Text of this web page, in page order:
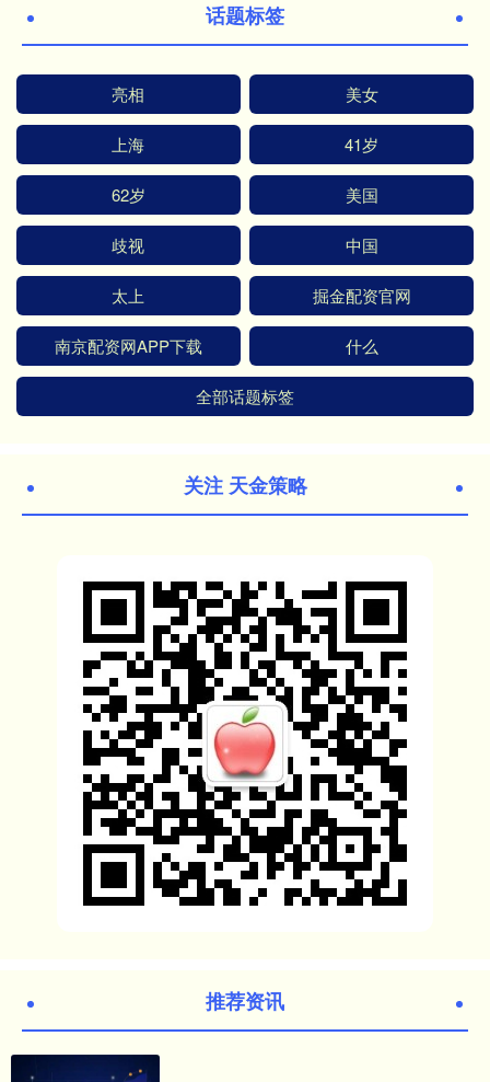
话题标签
亮相 美女
上海 41岁
62岁 美国
歧视 中国
太上 掘金配资官网
南京配资网APP下载 什么
全部话题标签
关注 天金策略
推荐资讯